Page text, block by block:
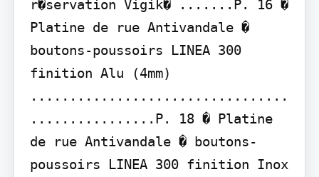
r�servation Vigik� .......P. 16 �
Platine de rue Antivandale �
boutons-poussoirs LINEA 300
finition Alu (4mm)
.................................
................P. 18 � Platine
de rue Antivandale � boutons-
poussoirs LINEA 300 finition Inox